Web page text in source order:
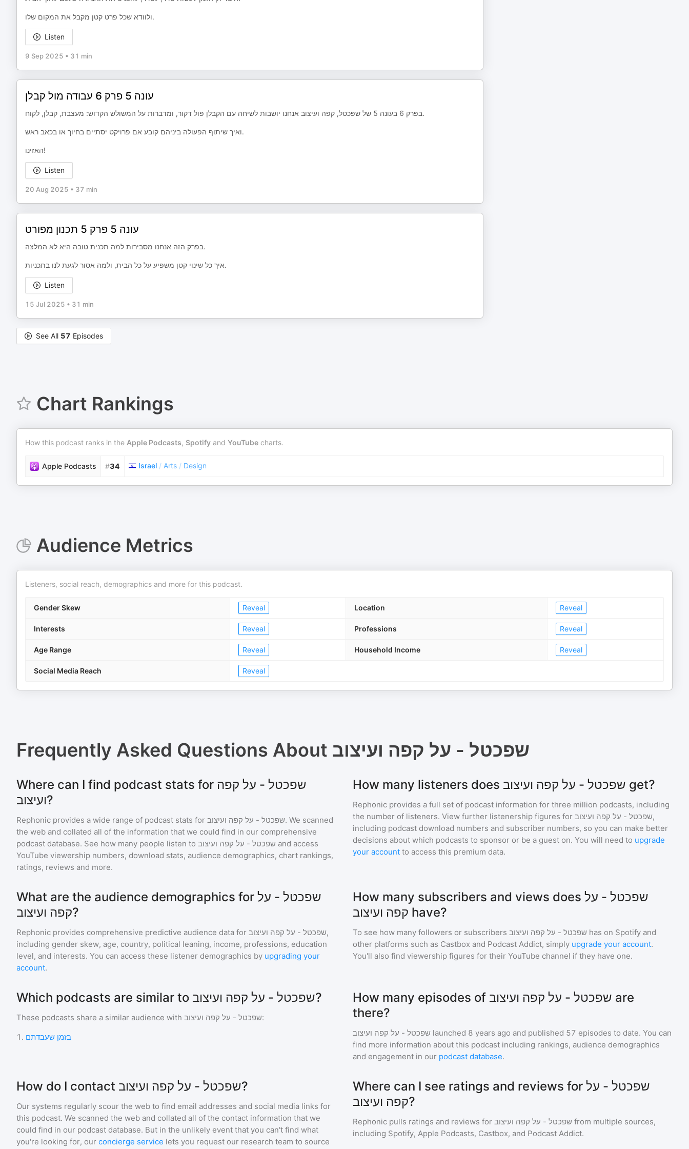
ולוודא שכל פרט קטן מקבל את המקום שלו.
Listen
9 Sep 2025 • 31 min
עונה 5 פרק 6 עבודה מול קבלן
בפרק 6 בעונה 5 של שפכטל, קפה ועיצוב אנחנו יושבות לשיחה עם הקבלן פול דקור, ומדברות על המשולש הקדוש: מעצבת, קבלן, לקוח.
ואיך שיתוף הפעולה ביניהם קובע אם פרויקט יסתיים בחיוך או בכאב ראש.
האזינו!
Listen
20 Aug 2025 • 37 min
עונה 5 פרק 5 תכנון מפורט
בפרק הזה אנחנו מסבירות למה תכנית טובה היא לא המלצה.
איך כל שינוי קטן משפיע על כל הבית, ולמה אסור לגעת לנו בתכניות.
Listen
15 Jul 2025 • 31 min
See All 57 Episodes
Chart Rankings
How this podcast ranks in the Apple Podcasts, Spotify and YouTube charts.
Apple Podcasts #34 Israel / Arts / Design
Audience Metrics
Listeners, social reach, demographics and more for this podcast.
Gender Skew Reveal Location Reveal
Interests Reveal Professions Reveal
Age Range Reveal Household Income Reveal
Social Media Reach Reveal
Frequently Asked Questions About שפכטל - על קפה ועיצוב
Where can I find podcast stats for שפכטל - על קפה
ועיצוב?
Rephonic provides a wide range of podcast stats for שפכטל - על קפה ועיצוב. We scanned
the web and collated all of the information that we could find in our comprehensive
podcast database. See how many people listen to שפכטל - על קפה ועיצוב and access
YouTube viewership numbers, download stats, audience demographics, chart rankings,
ratings, reviews and more.
How many listeners does שפכטל - על קפה ועיצוב get?
Rephonic provides a full set of podcast information for three million podcasts, including
the number of listeners. View further listenership figures for שפכטל - על קפה ועיצוב,
including podcast download numbers and subscriber numbers, so you can make better
decisions about which podcasts to sponsor or be a guest on. You will need to upgrade
your account to access this premium data.
What are the audience demographics for שפכטל - על
קפה ועיצוב?
Rephonic provides comprehensive predictive audience data for שפכטל - על קפה ועיצוב,
including gender skew, age, country, political leaning, income, professions, education
level, and interests. You can access these listener demographics by upgrading your
account.
How many subscribers and views does שפכטל - על
קפה ועיצוב have?
To see how many followers or subscribers שפכטל - על קפה ועיצוב has on Spotify and
other platforms such as Castbox and Podcast Addict, simply upgrade your account.
You'll also find viewership figures for their YouTube channel if they have one.
Which podcasts are similar to שפכטל - על קפה ועיצוב?
These podcasts share a similar audience with שפכטל - על קפה ועיצוב:
1 . בזמן שעבדתם
How many episodes of שפכטל - על קפה ועיצוב are
there?
שפכטל - על קפה ועיצוב launched 8 years ago and published 57 episodes to date. You can
find more information about this podcast including rankings, audience demographics
and engagement in our podcast database.
How do I contact שפכטל - על קפה ועיצוב?
Our systems regularly scour the web to find email addresses and social media links for
this podcast. We scanned the web and collated all of the contact information that we
could find in our podcast database. But in the unlikely event that you can't find what
you're looking for, our concierge service lets you request our research team to source
Where can I see ratings and reviews for שפכטל - על
קפה ועיצוב?
Rephonic pulls ratings and reviews for שפכטל - על קפה ועיצוב from multiple sources,
including Spotify, Apple Podcasts, Castbox, and Podcast Addict.